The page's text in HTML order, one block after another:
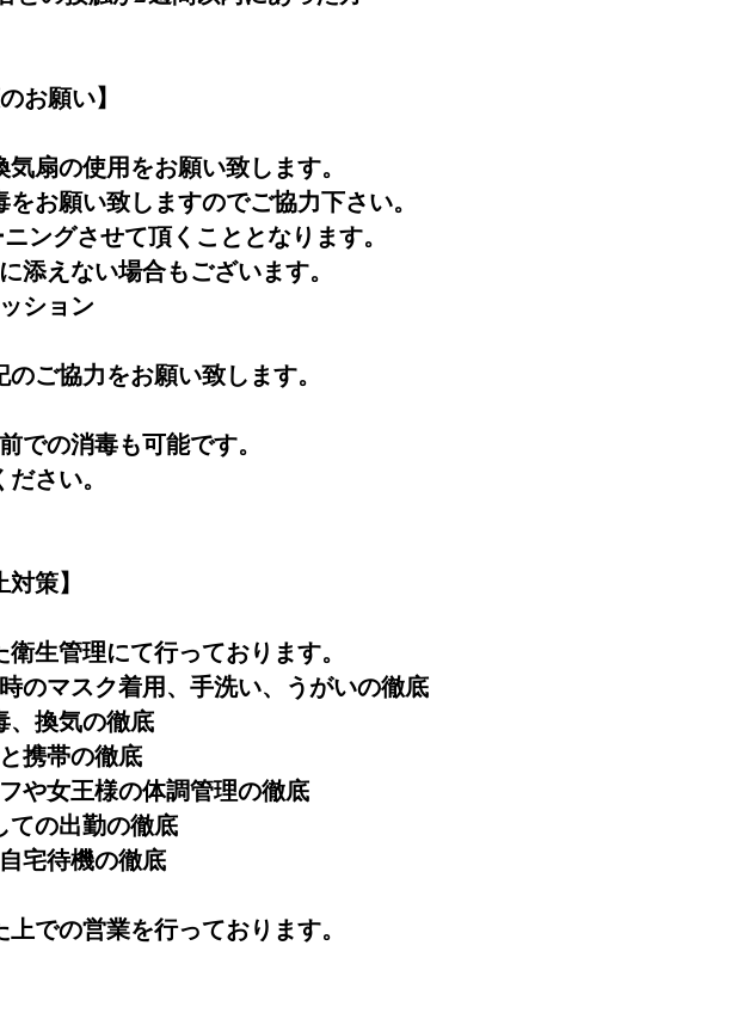
お願い】
扇の使用をお願い致します。
をお願い致しますのでご協力下さい。
ングさせて頂くこととなります。
添えない場合もございます。
ション
ご協力をお願い致します。
での消毒も可能です。
さい。
策】
生管理にて行っております。
のマスク着用、手洗い、うがいの徹底
、換気の徹底
携帯の徹底
や女王様の体調管理の徹底
ての出勤の徹底
宅待機の徹底
での営業を行っております。